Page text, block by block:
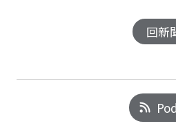
回新